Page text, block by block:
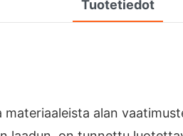
Tuotetiedot
alan